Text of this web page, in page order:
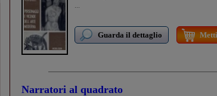
...
Guarda il dettaglio
Narratori al quadrato